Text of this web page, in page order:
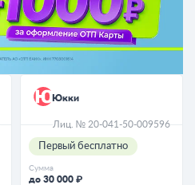
Юкки
Лиц. № 20-041-50-009596
Первый бесплатно
Сумма
до 30 000 ₽